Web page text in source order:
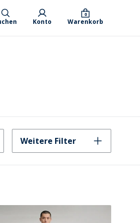
Konto Warenkorb
0
Weitere Filter